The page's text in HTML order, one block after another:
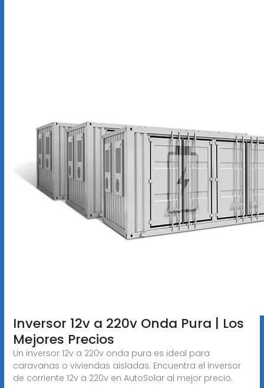
Inversor 12v a 220v Onda Pura | Los
Mejores Precios
Un inversor 12v a 220v onda pura es ideal para
caravanas o viviendas aisladas. Encuentra el inversor
de corriente 12v a 220v en AutoSolar al mejor precio.